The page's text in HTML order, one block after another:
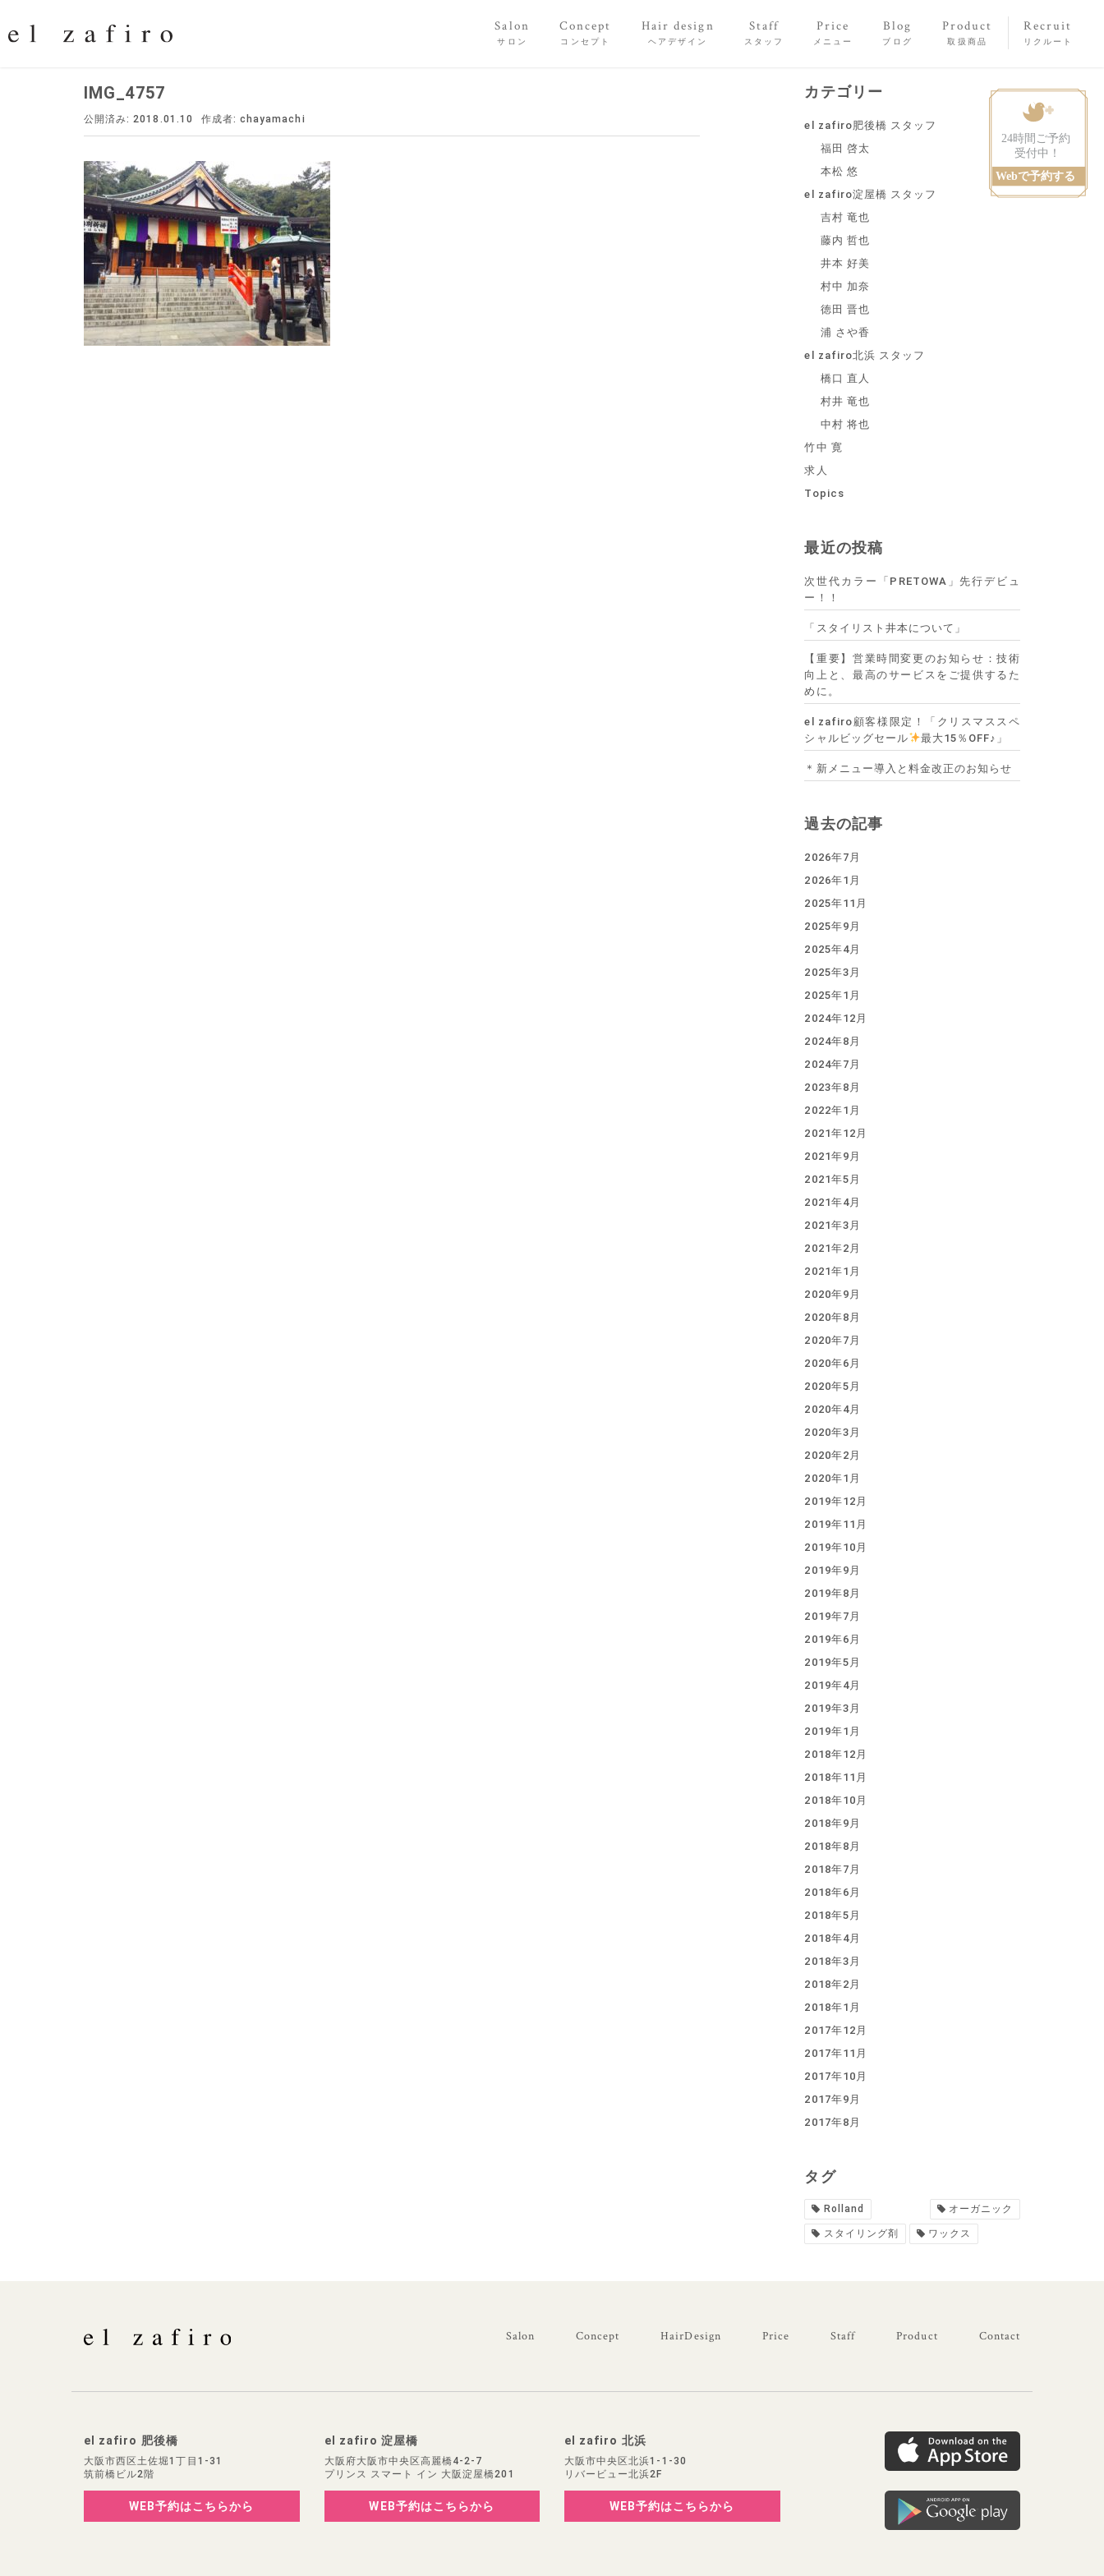
Salon
サロン
Concept
コンセプト
Hair design
ヘアデザイン
Staff
スタッフ
Price
メニュー
Blog
ブログ
Product
取扱商品
Recruit
リクルート
IMG_4757
公開済み: 2018.01.10 作成者:chayamachi
カテゴリー
el zafiro肥後橋 スタッフ
福田 啓太
本松 悠
el zafiro淀屋橋 スタッフ
吉村 竜也
藤内 哲也
井本 好美
村中 加奈
徳田 晋也
浦 さや香
el zafiro北浜 スタッフ
橋口 直人
村井 竜也
中村 将也
竹中 寛
求人
Topics
最近の投稿
次世代カラー「PRETOWA」先行デビュ
ー！！
「スタイリスト井本について」
【重要】営業時間変更のお知らせ：技術
向上と、最高のサービスをご提供するた
めに。
el zafiro顧客様限定！「クリスマススペ
シャルビッグセール
最大15％OFF♪」
＊新メニュー導入と料金改正のお知らせ
過去の記事
2026年7月
2026年1月
2025年11月
2025年9月
2025年4月
2025年3月
2025年1月
2024年12月
2024年8月
2024年7月
2023年8月
2022年1月
2021年12月
2021年9月
2021年5月
2021年4月
2021年3月
2021年2月
2021年1月
2020年9月
2020年8月
2020年7月
2020年6月
2020年5月
2020年4月
2020年3月
2020年2月
2020年1月
2019年12月
2019年11月
2019年10月
2019年9月
2019年8月
2019年7月
2019年6月
2019年5月
2019年4月
2019年3月
2019年1月
2018年12月
2018年11月
2018年10月
2018年9月
2018年8月
2018年7月
2018年6月
2018年5月
2018年4月
2018年3月
2018年2月
2018年1月
2017年12月
2017年11月
2017年10月
2017年9月
2017年8月
タグ
Rolland オーガニック
スタイリング剤 ワックス
Salon Concept HairDesign Price Staff Product Contact
el zafiro 肥後橋
大阪市西区土佐堀1丁目1-31
筑前橋ビル2階
WEB予約はこちらから
el zafiro 淀屋橋
大阪府大阪市中央区高麗橋4-2-7
プリンス スマート イン 大阪淀屋橋201
WEB予約はこちらから
el zafiro 北浜
大阪市中央区北浜1-1-30
リバービュー北浜2F
WEB予約はこちらから